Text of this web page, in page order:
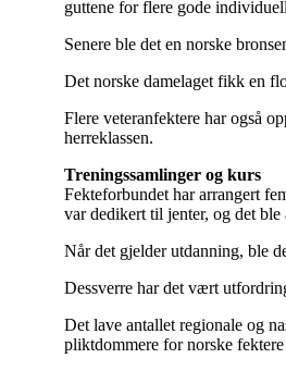
guttene for flere gode
Senere ble det en norske
Det norske damelaget fikk en
Flere veteranfektere har også
herreklassen.
Treningssamlinger og kurs
Fekteforbundet har arrangert
var dedikert til jenter, og det
Når det gjelder utdanning, ble
Dessverre har det vært
Det lave antallet regionale og
pliktdommere for norske